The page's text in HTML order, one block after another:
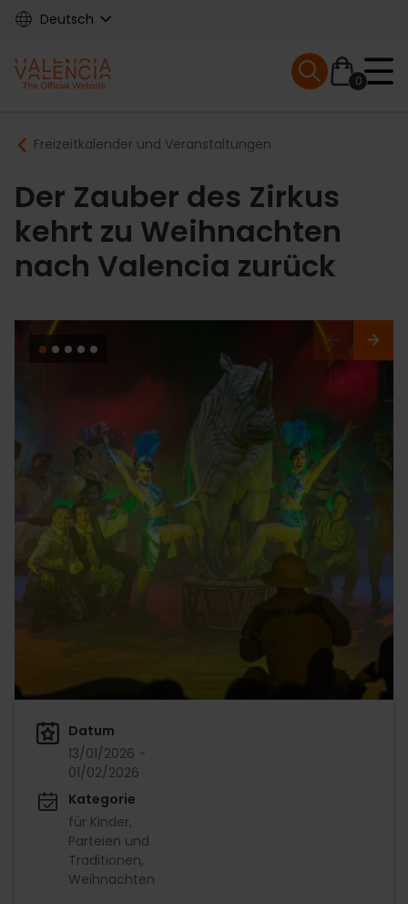
Skip
content
Deutsch
Main
navigation
0
Mobile menu
Breadcrumb
Freizeitkalender und Veranstaltungen
Der Zauber des Zirkus
kehrt zu Weihnachten
nach Valencia zurück
Datum
13/01/2026 -
01/02/2026
Kategorie
für Kinder
Parteien und
Traditionen
Weihnachten